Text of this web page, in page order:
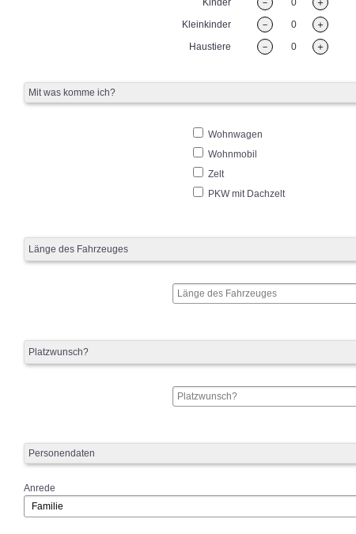
Kinder
－ 0 ＋
Kleinkinder
－ 0 ＋
Haustiere
－ 0 ＋
Mit was komme ich?
Wohnwagen
Wohnmobil
Zelt
PKW mit Dachzelt
Länge des Fahrzeuges
Platzwunsch?
Personendaten
Anrede